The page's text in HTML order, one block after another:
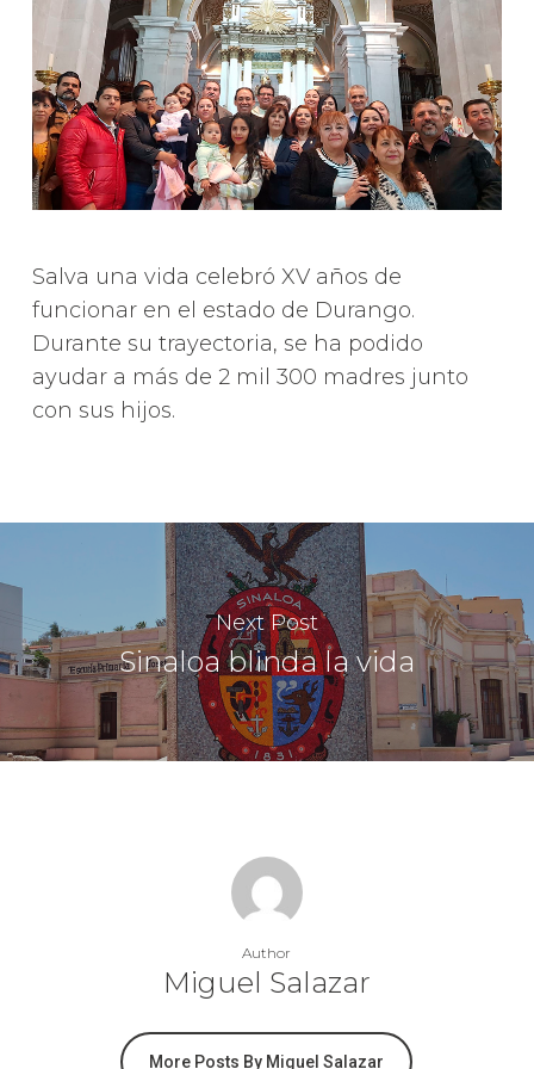
Salva una vida celebró XV años de
funcionar en el estado de Durango.
Durante su trayectoria, se ha podido
ayudar a más de 2 mil 300 madres junto
con sus hijos.
Next Post
Sinaloa blinda la vida
Author
Miguel Salazar
More Posts By Miguel Salazar